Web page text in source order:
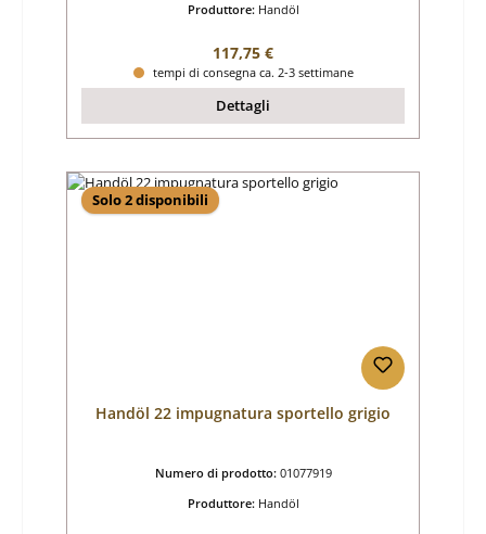
Produttore: Handöl
Prezzo normale:
117,75 €
tempi di consegna ca. 2-3 settimane
Dettagli
Solo 2 disponibili
Handöl 22 impugnatura sportello grigio
Numero di prodotto: 01077919
Produttore: Handöl